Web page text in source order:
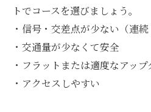
トでコースを選びましょう。
・信号・交差点が少ない（連続
・交通量が少なくて安全
・フラットまたは適度なアッ
・アクセスしやすい